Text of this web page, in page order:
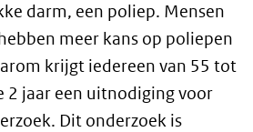
darm, een poliep. Mensen
meer kans op poliepen
krijgt iedereen van 55 tot
2 jaar een uitnodiging voor
Dit onderzoek is